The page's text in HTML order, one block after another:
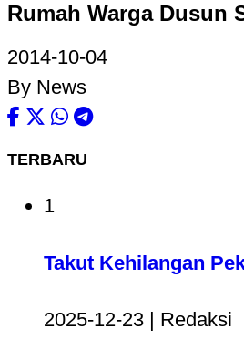
Rumah Warga Dusun
2014-10-04
By News
TERBARU
1
Takut Kehilangan
2025-12-23 | Redaksi